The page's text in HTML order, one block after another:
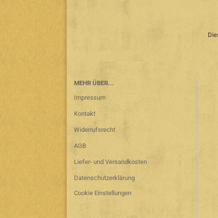
MEHR ÜBER...
Impressum
Kontakt
Widerrufsrecht
AGB
Liefer- und Versandkosten
Datenschutzerklärung
Cookie Einstellungen